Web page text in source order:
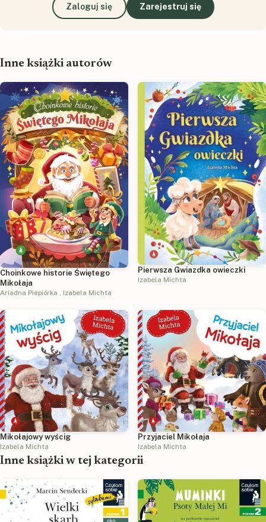
Zaloguj się Zarejestruj się
Inne książki autorów
Choinkowe historie Świętego
Mikołaja
Ariadna Piepiórka , Izabela Michta
Pierwsza Gwiazdka owieczki
Izabela Michta
Mikołajowy wyścig
Izabela Michta
Przyjaciel Mikołaja
Izabela Michta
Inne książki w tej kategorii